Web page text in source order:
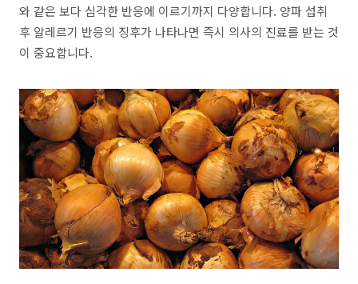
와 같은 보다 심각한 반응에 이르기까지 다양합니다. 양파 섭취
후 알레르기 반응의 징후가 나타나면 즉시 의사의 진료를 받는 것
이 중요합니다.